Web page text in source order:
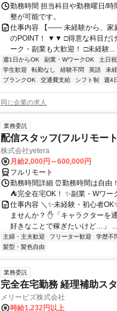
勤務時間 担当科目や勤務曜日/
整が可能です。
仕事内容 【―― 未経験から、
のPOINT！ ▼▼ □得意な科目だ
ーク・副業も大歓迎！ □未経験...
週1日からOK 副業・WワークOK 土日
学生歓迎
転勤なし 経験不問 英語 未
ブランクOK
交通費支給 シフト制 週4
同じ企業の求人
業務委託
配信スタッフ(フルリモー
株式会社yetera
月給2,000円～600,000円
フルリモート
勤務時間詳細 ⏰勤務時間は自由
⛺完全在宅OK！ ✨副業・Wワー
仕事内容 ＼✨未経験・初心者
ませんか？ ✋「キャラクターを
好きなことで稼ぎたいけど…」 ...
主婦・主夫歓迎 フリーター歓迎 学歴不
髪型・髪色自由
業務委託
完全在宅勤務 経理補助ス
メリービズ株式会社
時給1,232円以上